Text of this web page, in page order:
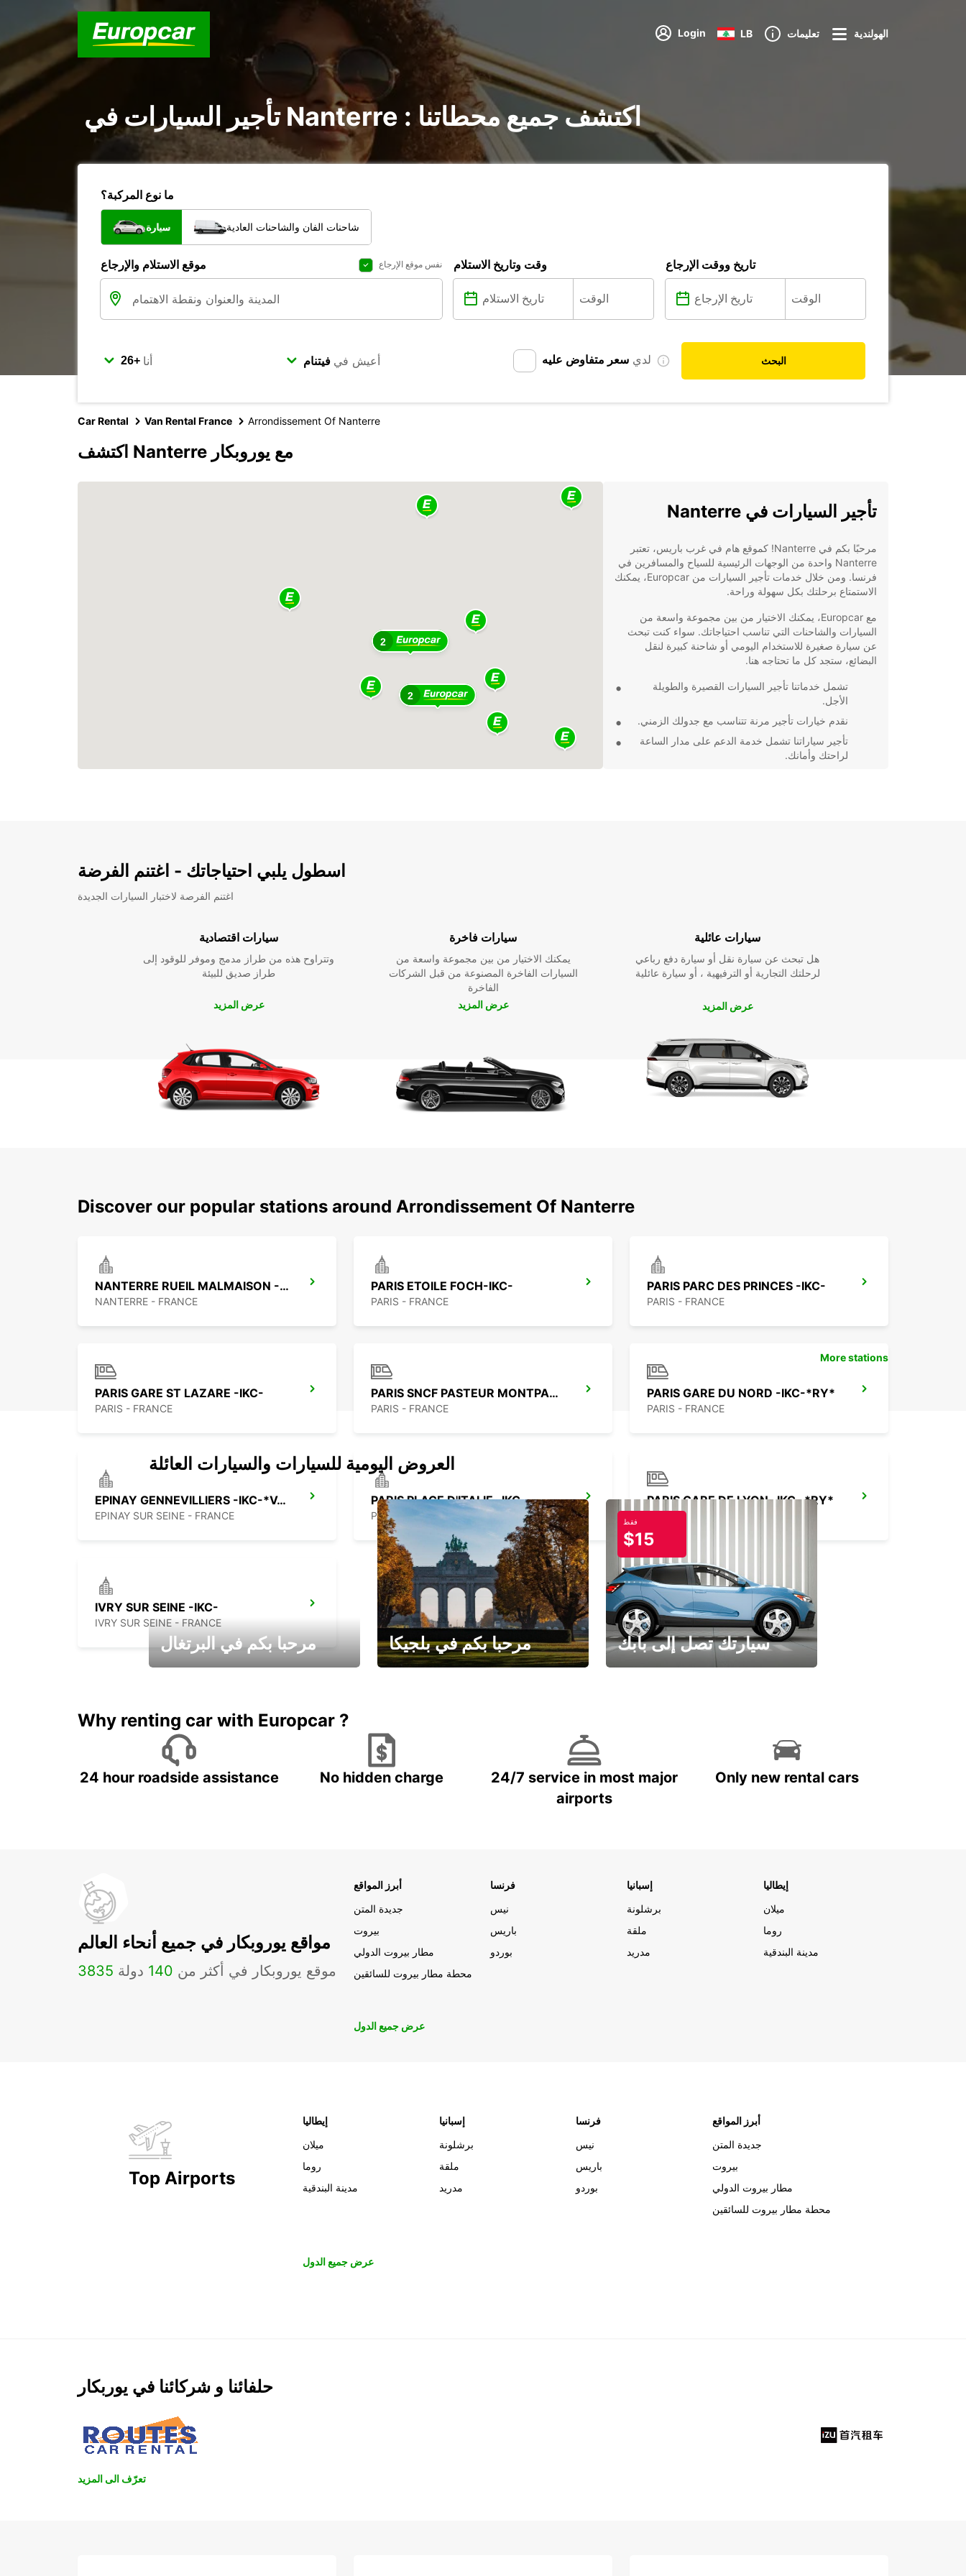
Login LB تعليمات الهولندية
تأجير السيارات في Nanterre : اكتشف جميع محطاتنا
ما نوع المركبة؟
سيارة شاحنات الفان والشاحنات العادية
موقع الاستلام والإرجاع نفس موقع الإرجاع وقت وتاريخ الاستلام تاريخ ووقت الإرجاع
أنا أعيش في لدي سعر متفاوض عليه البحث
Car Rental Van Rental France Arrondissement Of Nanterre
اكتشف Nanterre مع يوروبكار
2
2
تأجير السيارات في Nanterre
مرحبًا بكم في Nanterre! كموقع هام في غرب باريس، تعتبر
Nanterre واحدة من الوجهات الرئيسية للسياح والمسافرين في
فرنسا. ومن خلال خدمات تأجير السيارات من Europcar، يمكنك
الاستمتاع برحلتك بكل سهولة وراحة.
مع Europcar، يمكنك الاختيار من بين مجموعة واسعة من
السيارات والشاحنات التي تناسب احتياجاتك. سواء كنت تبحث
عن سيارة صغيرة للاستخدام اليومي أو شاحنة كبيرة لنقل
البضائع، ستجد كل ما تحتاجه هنا.
تشمل خدماتنا تأجير السيارات القصيرة والطويلة
الأجل.
نقدم خيارات تأجير مرنة تتناسب مع جدولك الزمني.
تأجير سياراتنا تشمل خدمة الدعم على مدار الساعة
لراحتك وأمانك.
اسطول يلبي احتياجاتك - اغتنم الفرضة
اغتنم الفرصة لاختبار السيارات الجديدة
سيارات اقتصادية
وتتراوح هذه من طراز مدمج وموفر للوقود إلى
طراز صديق للبيئة
عرض المزيد
سيارات فاخرة
يمكنك الاختيار من بين مجموعة واسعة من
السيارات الفاخرة المصنوعة من قبل الشركات
الفاخرة
عرض المزيد
سيارات عائلية
هل تبحث عن سيارة نقل أو سيارة دفع رباعي
لرحلتك التجارية أو الترفيهية ، أو سيارة عائلية
عرض المزيد
Discover our popular stations around Arrondissement Of Nanterre
NANTERRE RUEIL MALMAISON -IKC-*VANS
NANTERRE - FRANCE
PARIS ETOILE FOCH-IKC-
PARIS - FRANCE
PARIS PARC DES PRINCES -IKC-
PARIS - FRANCE
PARIS GARE ST LAZARE -IKC-
PARIS - FRANCE
PARIS SNCF PASTEUR MONTPARNASSE-IKC
PARIS - FRANCE
PARIS GARE DU NORD -IKC-*RY*
PARIS - FRANCE
EPINAY GENNEVILLIERS -IKC-*VANS*
EPINAY SUR SEINE - FRANCE
PARIS PLACE D'ITALIE -IKC-
PARIS - FRANCE
PARIS GARE DE LYON -IKC- *RY*
PARIS - FRANCE
IVRY SUR SEINE -IKC-
IVRY SUR SEINE - FRANCE
More stations
العروض اليومية للسيارات والسيارات العائلة
مرحبا بكم في البرتغال مرحبا بكم في بلجيكا
فقط
$15
سيارتك تصل إلى بابك
Why renting car with Europcar ?
24 hour roadside assistance No hidden charge
24/7 service in most major
airports
Only new rental cars
مواقع يوروبكار في جميع أنحاء العالم
3835 موقع يوروبكار في أكثر من 140 دولة
أبرز المواقع
جديدة المتن
بيروت
مطار بيروت الدولي
محطة مطار بيروت للسائقين
فرنسا
نيس
باريس
بوردو
إسبانيا
برشلونة
ملقة
مدريد
إيطاليا
ميلان
روما
مدينة البندقية
عرض جميع الدول
Top Airports
إيطاليا
ميلان
روما
مدينة البندقية
إسبانيا
برشلونة
ملقة
مدريد
فرنسا
نيس
باريس
بوردو
أبرز المواقع
جديدة المتن
بيروت
مطار بيروت الدولي
محطة مطار بيروت للسائقين
عرض جميع الدول
حلفائنا و شركائنا في يوربكار
تعرّف الى المزيد